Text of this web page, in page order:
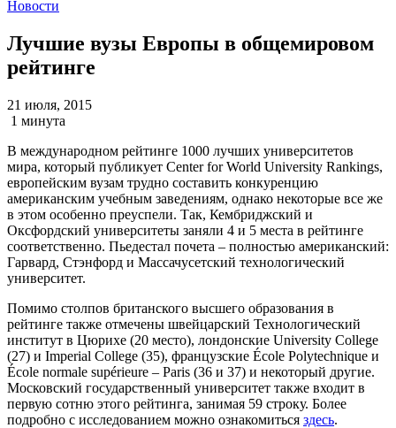
Новости
Лучшие вузы Европы в общемировом
рейтинге
21 июля, 2015
1 минута
В международном рейтинге 1000 лучших университетов
мира, который публикует Center for World University Rankings,
европейским вузам трудно составить конкуренцию
американским учебным заведениям, однако некоторые все же
в этом особенно преуспели. Так, Кембриджский и
Оксфордский университеты заняли 4 и 5 места в рейтинге
соответственно. Пьедестал почета – полностью американский:
Гарвард, Стэнфорд и Массачусетский технологический
университет.
Помимо столпов британского высшего образования в
рейтинге также отмечены швейцарский Технологический
институт в Цюрихе (20 место), лондонские University College
(27) и Imperial College (35), французские École Polytechnique и
École normale supérieure – Paris (36 и 37) и некоторый другие.
Московский государственный университет также входит в
первую сотню этого рейтинга, занимая 59 строку. Более
подробно с исследованием можно ознакомиться здесь.